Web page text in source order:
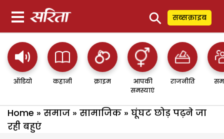
⚲ सब्सक्राइब
ऑडियो कहानी क्राइम
आपकी
समस्याएं
राजनीति
Home » समाज » सामाजिक » घूंघट छोड़ पढ़ने जा
रही बहुएं